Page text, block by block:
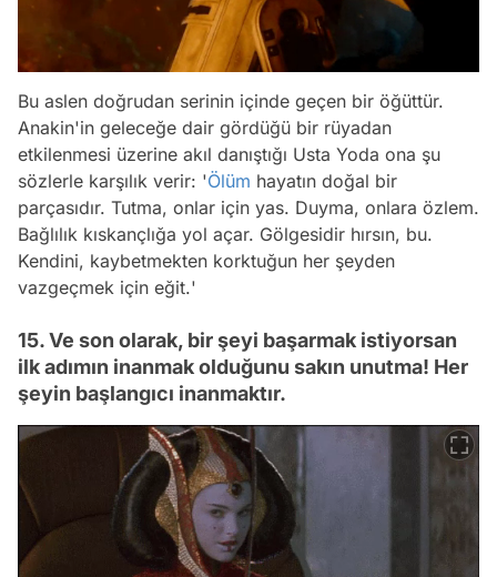
Bu aslen doğrudan serinin içinde geçen bir öğüttür.
Anakin'in geleceğe dair gördüğü bir rüyadan
etkilenmesi üzerine akıl danıştığı Usta Yoda ona şu
sözlerle karşılık verir: 'Ölüm hayatın doğal bir
parçasıdır. Tutma, onlar için yas. Duyma, onlara özlem.
Bağlılık kıskançlığa yol açar. Gölgesidir hırsın, bu.
Kendini, kaybetmekten korktuğun her şeyden
vazgeçmek için eğit.'
15. Ve son olarak, bir şeyi başarmak istiyorsan
ilk adımın inanmak olduğunu sakın unutma! Her
şeyin başlangıcı inanmaktır.